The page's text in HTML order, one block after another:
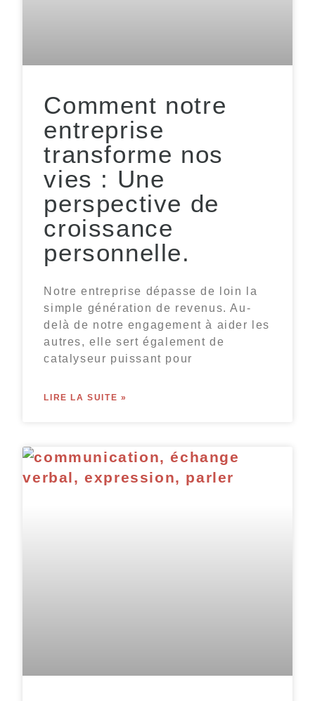
Comment notre
entreprise
transforme nos
vies : Une
perspective de
croissance
personnelle.
Notre entreprise dépasse de loin la
simple génération de revenus. Au-
delà de notre engagement à aider les
autres, elle sert également de
catalyseur puissant pour
LIRE LA SUITE »